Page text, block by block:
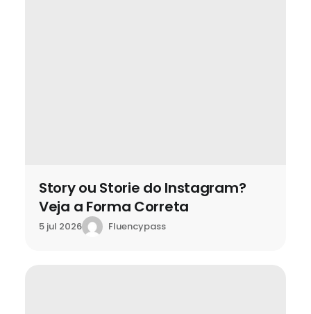
Story ou Storie do Instagram?
Veja a Forma Correta
5 jul 2026 Fluencypass